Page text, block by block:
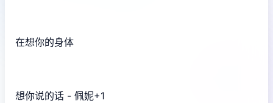
在想你的身体
想你说的话 - 佩妮+1